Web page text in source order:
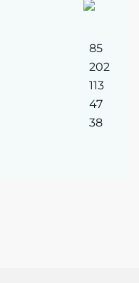
85
202
113
47
38